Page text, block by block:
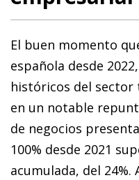
El buen momento
española desde
históricos del
en un notable
de negocios
100% desde 2021
acumulada, del 24%.